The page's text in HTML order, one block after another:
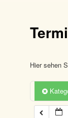
Hier sehen
04:00
05:00
06:00